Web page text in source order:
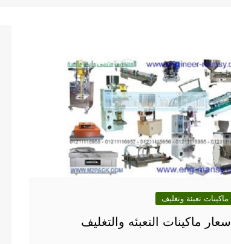
ماكينات تعبئة وتغليف
اسعار ماكينات التعبئه والتغليف